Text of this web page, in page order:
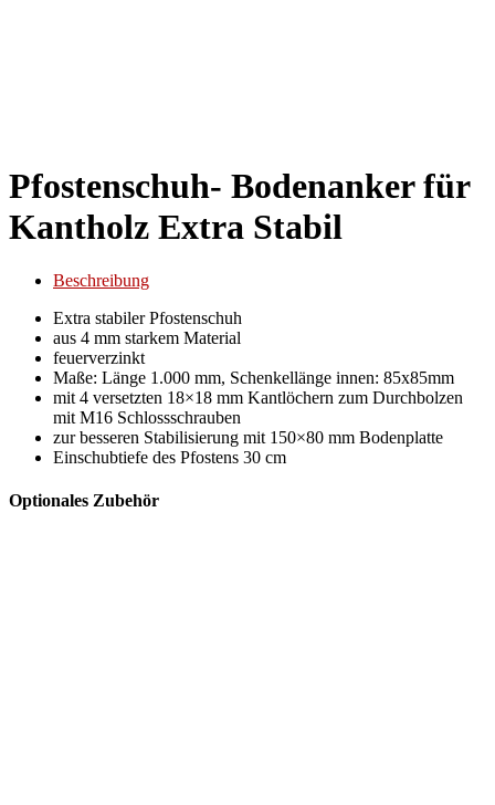
Pfostenschuh- Bodenanker für
Kantholz Extra Stabil
Beschreibung
Extra stabiler Pfostenschuh
aus 4 mm starkem Material
feuerverzinkt
Maße: Länge 1.000 mm, Schenkellänge innen: 85x85mm
mit 4 versetzten 18×18 mm Kantlöchern zum Durchbolzen
mit M16 Schlossschrauben
zur besseren Stabilisierung mit 150×80 mm Bodenplatte
Einschubtiefe des Pfostens 30 cm
Optionales Zubehör